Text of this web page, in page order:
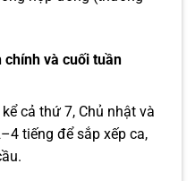
chính và cuối tuần
cả thứ 7, Chủ nhật và
tiếng để sắp xếp ca,